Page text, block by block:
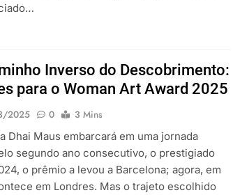
Inverso do Descobrimento:
para o Woman Art Award 2025
2025 0
3 Mins
Dhai Maus embarcará em uma jornada
segundo ano consecutivo, o prestigiado
o prêmio a levou a Barcelona; agora, em
em Londres. Mas o trajeto escolhido